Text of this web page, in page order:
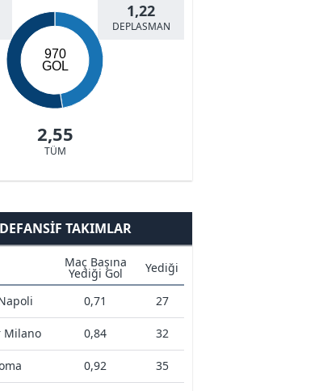
1,22
DEPLASMAN
970
GOL
2,55
TÜM
TAKIMLAR
Maç Başına
Yediği Gol Yediği
0,71 27
Milano 0,84 32
0,92 35